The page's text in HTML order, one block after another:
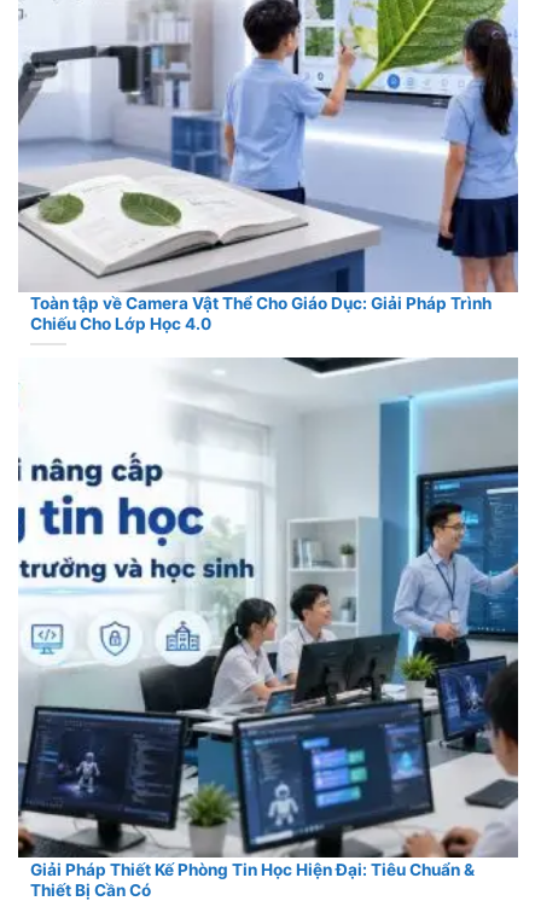
Toàn tập về Camera Vật Thể Cho Giáo Dục: Giải Pháp Trình
Chiếu Cho Lớp Học 4.0
Giải Pháp Thiết Kế Phòng Tin Học Hiện Đại: Tiêu Chuẩn &
Thiết Bị Cần Có